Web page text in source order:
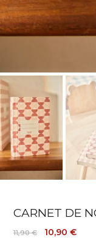
CARNET DE
11,90 € 10,90 €